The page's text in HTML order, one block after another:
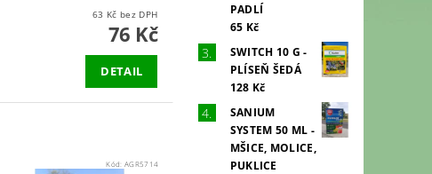
63 Kč bez DPH
76 Kč
DETAIL
Kód: AGR5714
PADLÍ
65 Kč
SWITCH 10 G -
PLÍSEŇ ŠEDÁ
128 Kč
SANIUM
SYSTEM 50 ML -
MŠICE, MOLICE,
PUKLICE